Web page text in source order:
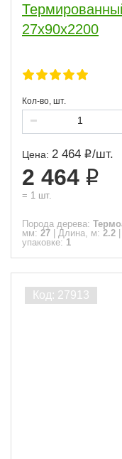
27x90х2200
Кол-во, шт.
Цена: 2 464 /шт.
2 464
= 1 шт.
Порода дерева:
мм: 27 Длина, м: 2.2
упаковке: 1